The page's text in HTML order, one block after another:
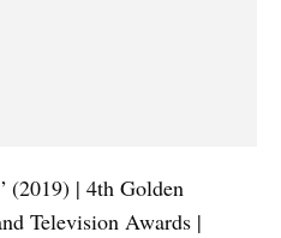
(2019) | 4th Golden
Television Awards |